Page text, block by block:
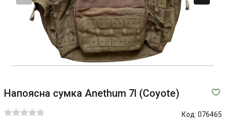
Напоясна сумка Anethum 7l (Coyote)
Код: 076465